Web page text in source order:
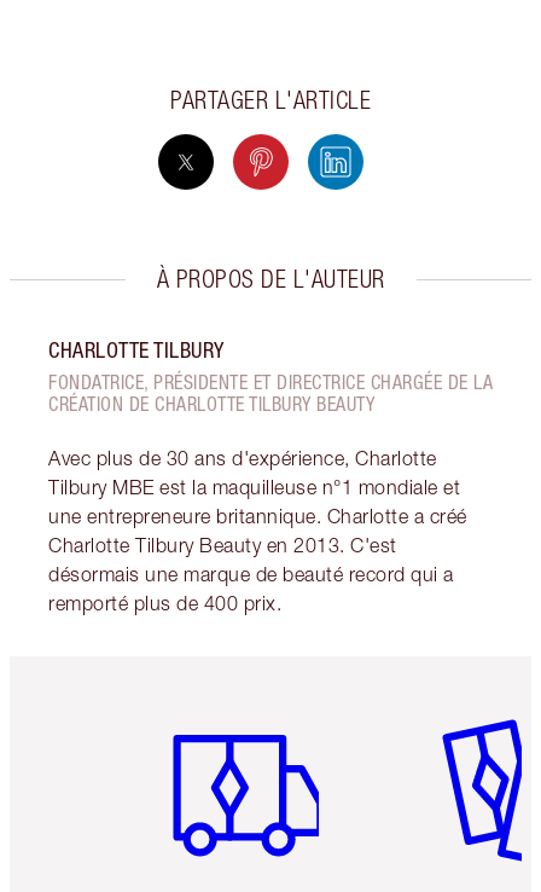
PARTAGER L'ARTICLE
À PROPOS DE L'AUTEUR
CHARLOTTE TILBURY
FONDATRICE, PRÉSIDENTE ET DIRECTRICE CHARGÉE DE LA
CRÉATION DE CHARLOTTE TILBURY BEAUTY
Avec plus de 30 ans d'expérience, Charlotte
Tilbury MBE est la maquilleuse n°1 mondiale et
une entrepreneure britannique. Charlotte a créé
Charlotte Tilbury Beauty en 2013. C'est
désormais une marque de beauté record qui a
remporté plus de 400 prix.